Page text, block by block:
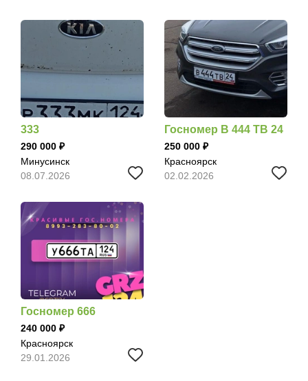
333
290 000
Минусинск
08.07.2026
Госномер В 444 ТВ 24
250 000
Красноярск
02.02.2026
Госномер 666
240 000
Красноярск
29.01.2026